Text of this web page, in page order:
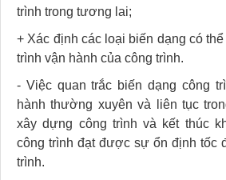
trình trong tương lai;
+ Xác định các loại biến dạng có
trình vận hành của công trình.
- Việc quan trắc biến dạng công
hành thường xuyên và liên tục
xây dựng công trình và kết thúc
công trình đạt được sự ổn định tốc
trình.